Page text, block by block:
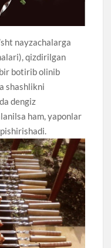
nayzachalarga
qizdirilgan
botirib olinib
shashlikni
dengiz
ham, yaponlar